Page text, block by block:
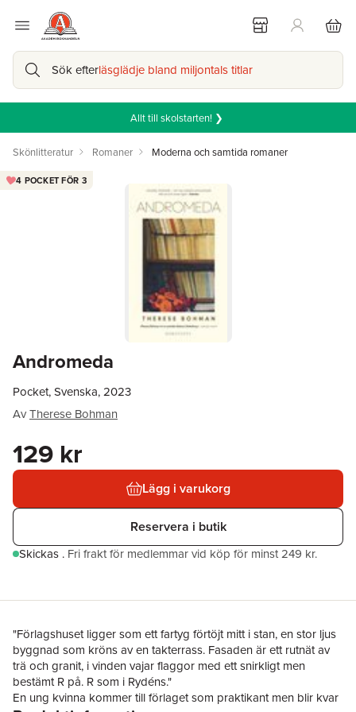
Sök efterläsglädje bland miljontals titlar
Allt till skolstarten! ❯
Skönlitteratur Romaner Moderna och samtida romaner
Andromeda
4 POCKET FÖR 3
Pocket, Svenska, 2023
AvTherese Bohman
129 kr
Lägg i varukorg
Reservera i butik
Skickas . Fri frakt för medlemmar vid köp för minst 249 kr.
"Förlagshuset ligger som ett fartyg förtöjt mitt i stan, en stor ljus
byggnad som kröns av en takterrass. Fasaden är ett rutnät av
trä och granit, i vinden vajar flaggor med ett snirkligt men
bestämt R på. R som i Rydéns."
En ung kvinna kommer till förlaget som praktikant men blir kvar